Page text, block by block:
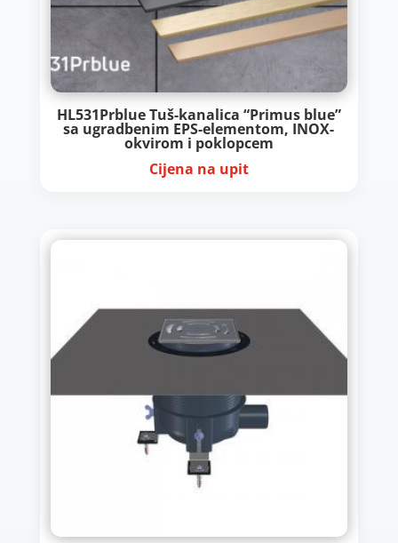
HL531Prblue Tuš-kanalica “Primus blue”
sa ugradbenim EPS-elementom, INOX-
okvirom i poklopcem
Cijena na upit